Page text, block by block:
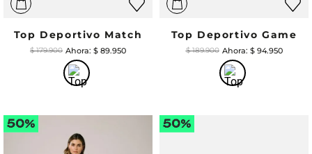
Top Deportivo Match
$ 179.900 $ 89.950
Top Deportivo Game
$ 189.900 $ 94.950